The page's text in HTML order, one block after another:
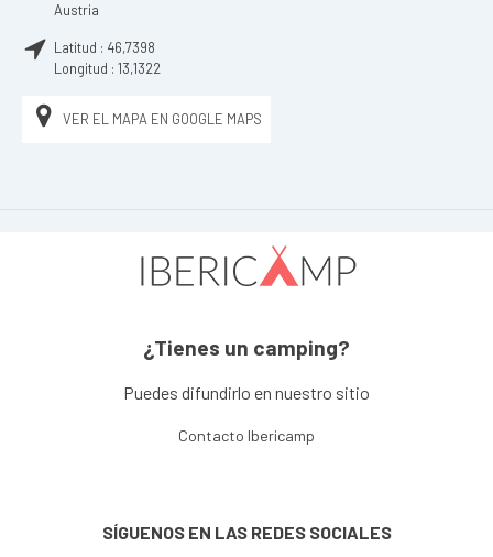
Austria
Latitud : 46,7398
Longitud : 13,1322
VER EL MAPA EN GOOGLE MAPS
¿Tienes un camping?
Puedes difundirlo en nuestro sitio
Contacto Ibericamp
SÍGUENOS EN LAS REDES SOCIALES